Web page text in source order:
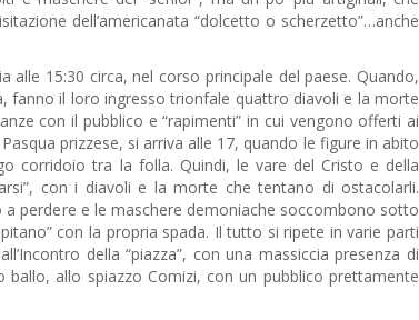
dell’americanata “dolcetto o scherzetto”…anche
alle 15:30 circa, nel corso principale del paese. Quando,
fanno il loro ingresso trionfale quattro diavoli e la morte
con il pubblico e “rapimenti” in cui vengono offerti ai
prizzese, si arriva alle 17, quando le figure in abito
corridoio tra la folla. Quindi, le vare del Cristo e della
con i diavoli e la morte che tentano di ostacolarli.
perdere e le maschere demoniache soccombono sotto
con la propria spada. Il tutto si ripete in varie parti
della “piazza”, con una massiccia presenza di
ballo, allo spiazzo Comizi, con un pubblico prettamente